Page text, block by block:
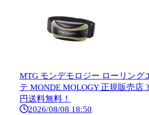
MTG モンデモロジー ローリング
テ MONDE MOLOGY 正規販売店
円送料無料！
2026/08/08 18:50